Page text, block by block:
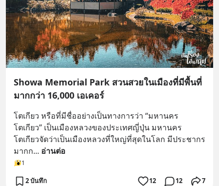
Showa Memorial Park สวนสวยในเมืองที่มีพื้นที่
มากกว่า 16,000 เอเคอร์
โตเกียว หรือที่มีชื่ออย่างเป็นทางการว่า “มหานคร
โตเกียว” เป็นเมืองหลวงของประเทศญี่ปุ่น มหานคร
โตเกียวจัดว่าเป็นเมืองหลวงที่ใหญ่ที่สุดในโลก มีประชากร
มากก... อ่านต่อ
1
2 บันทึก 12 12 7